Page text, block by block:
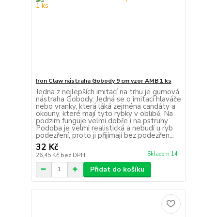
Iron Claw nástraha Gobody 9 cm vzor AMB 1 ks
Jedna z nejlepších imitací na trhu je gumová
nástraha Gobody. Jedná se o imitaci hlaváče
nebo vranky, která láká zejména candáty a
okouny, které mají tyto rybky v oblibě. Na
podzim funguje velmi dobře i na pstruhy.
Podoba je velmi realistická a nebudí u ryb
podezření, proto ji přijímají bez podezřen...
32 Kč
26,45 Kč bez DPH Skladem 14
Přidat do košíku